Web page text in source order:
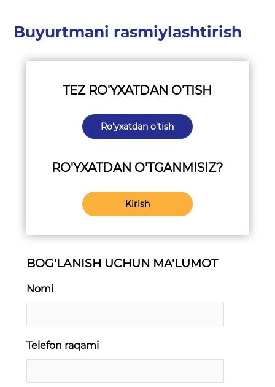
Buyurtmani rasmiylashtirish
TEZ RO'YXATDAN O'TISH
Ro'yxatdan o'tish
RO'YXATDAN O'TGANMISIZ?
Kirish
BOG'LANISH UCHUN MA'LUMOT
Nomi
Telefon raqami